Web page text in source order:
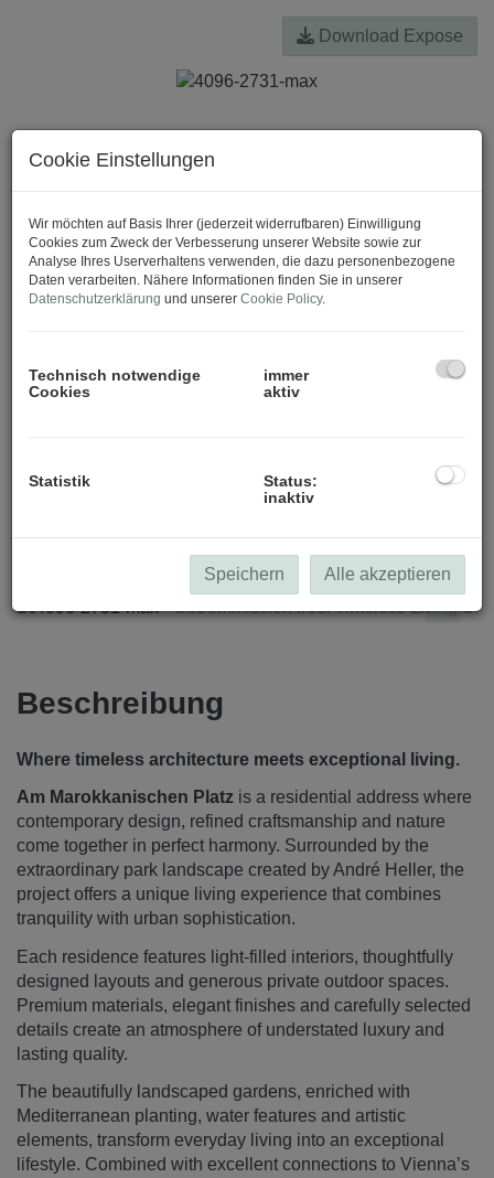
Download Expose
4096-2731-max
Beschreibung
Where timeless architecture meets exceptional living.
Am Marokkanischen Platz is a residential address where
contemporary design, refined craftsmanship and nature
come together in perfect harmony. Surrounded by the
extraordinary park landscape created by André Heller, the
project offers a unique living experience that combines
tranquility with urban sophistication.
Each residence features light-filled interiors, thoughtfully
designed layouts and generous private outdoor spaces.
Premium materials, elegant finishes and carefully selected
details create an atmosphere of understated luxury and
lasting quality.
The beautifully landscaped gardens, enriched with
Mediterranean planting, water features and artistic
elements, transform everyday living into an exceptional
lifestyle. Combined with excellent connections to Vienna’s
Cookie Einstellungen
Wir möchten auf Basis Ihrer (jederzeit widerrufbaren) Einwilligung
Cookies zum Zweck der Verbesserung unserer Website sowie zur
Analyse Ihres Userverhaltens verwenden, die dazu personenbezogene
Daten verarbeiten. Nähere Informationen finden Sie in unserer
Datenschutzerklärung und unserer Cookie Policy.
Technisch notwendige
Cookies
immer
aktiv
Statistik
Status:
inaktiv
Speichern Alle akzeptieren